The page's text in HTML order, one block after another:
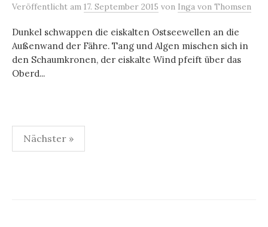
Veröffentlicht am 17. September 2015 von Inga von Thomsen
Dunkel schwappen die eiskalten Ostseewellen an die
Außenwand der Fähre. Tang und Algen mischen sich in
den Schaumkronen, der eiskalte Wind pfeift über das
Oberd...
Seitennummerierung
der
Nächster »